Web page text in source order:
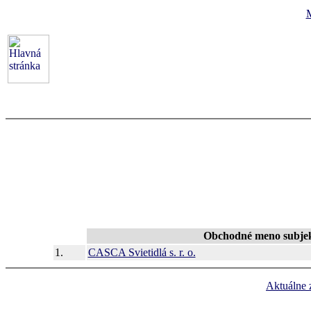
Obchodné meno
1.
CASCA Svietidlá s. r. o.
Aktuálne